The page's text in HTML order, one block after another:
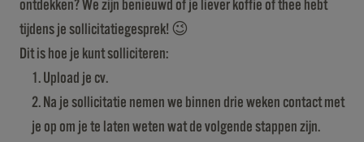
ontdekken? We zijn benieuwd of je liever koffie of thee hebt
tijdens je sollicitatiegesprek! 😉
Dit is hoe je kunt solliciteren:
Upload je cv.
Na je sollicitatie nemen we binnen drie weken contact met
je op om je te laten weten wat de volgende stappen zijn.